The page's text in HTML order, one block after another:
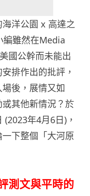
洋公園 x 高達之
編雖然在Media
國公幹而未能出
排作出的批評，
後，展情又如
其他新情況？於
年4月6日)，
下整個「大河原
測文與平時的